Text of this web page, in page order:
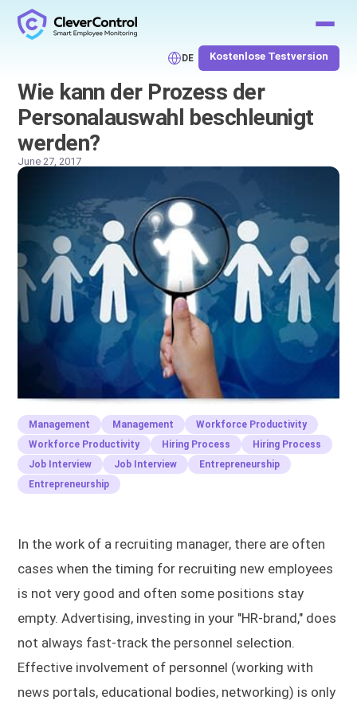
DE Kostenlose Testversion
Wie kann der Prozess der
Personalauswahl beschleunigt
werden?
June 27, 2017
Management Management
Workforce Productivity
Workforce Productivity
Hiring Process
Hiring Process
Job Interview
Job Interview
Entrepreneurship
Entrepreneurship
In the work of a recruiting manager, there are often
cases when the timing for recruiting new employees
is not very good and often some positions stay
empty. Advertising, investing in your "HR-brand," does
not always fast-track the personnel selection.
Effective involvement of personnel (working with
news portals, educational bodies, networking) is only